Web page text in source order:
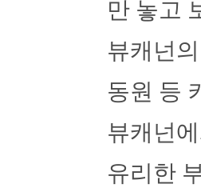
만 놓고
뷰캐넌
동원 등
뷰캐넌
유리한